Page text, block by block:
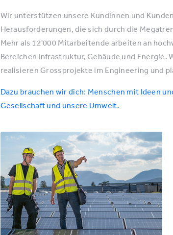
Wir unterstützen unsere Kundinnen und
Herausforderungen, die sich durch die
Mehr als 12'000 Mitarbeitende arbeiten an
Bereichen Infrastruktur, Gebäude und Energie.
realisieren Grossprojekte im Engineering und
Dazu brauchen wir dich: Menschen mit Ideen
Gesellschaft und unsere Umwelt.